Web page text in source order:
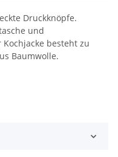
Druckknöpfe.
und
besteht zu
Baumwolle.